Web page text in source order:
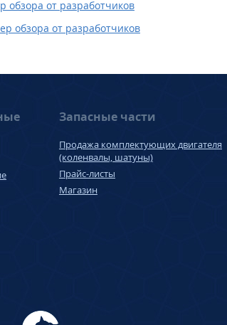
от разработчиков
обзора от разработчиков
Запасные части
Продажа комплектующих двигателя
(коленвалы, шатуны)
Прайс-листы
Магазин